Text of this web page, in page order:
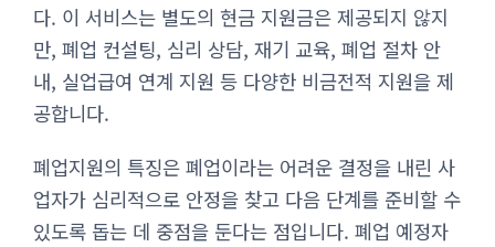
다. 이 서비스는 별도의 현금 지원금은 제공되지 않지
만, 폐업 컨설팅, 심리 상담, 재기 교육, 폐업 절차 안
내, 실업급여 연계 지원 등 다양한 비금전적 지원을 제
공합니다.
폐업지원의 특징은 폐업이라는 어려운 결정을 내린 사
업자가 심리적으로 안정을 찾고 다음 단계를 준비할 수
있도록 돕는 데 중점을 둔다는 점입니다. 폐업 예정자